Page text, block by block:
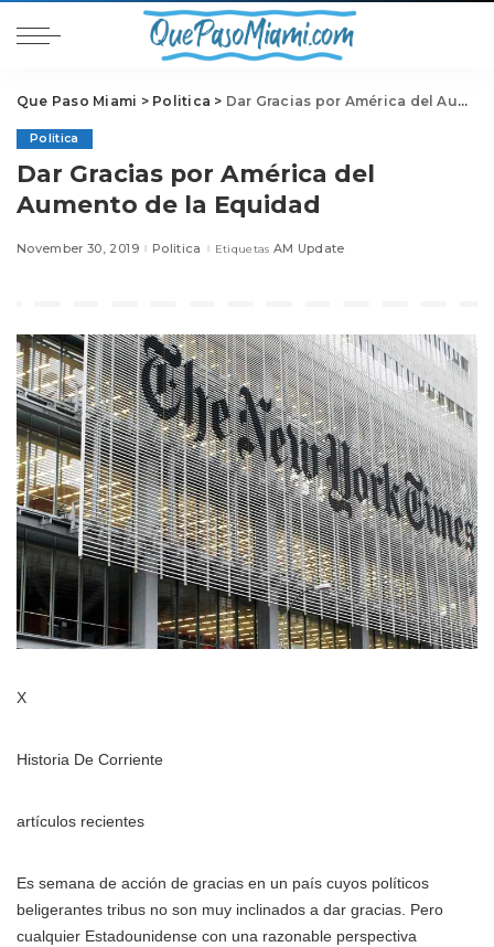
Que Paso Miami > Politica > Dar Gracias por América del Aumento de la Equidad
Politica
Dar Gracias por América del
Aumento de la Equidad
November 30, 2019 Politica Etiquetas AM Update
X
Historia De Corriente
artículos recientes
Es semana de acción de gracias en un país cuyos políticos
beligerantes tribus no son muy inclinados a dar gracias. Pero
cualquier Estadounidense con una razonable perspectiva